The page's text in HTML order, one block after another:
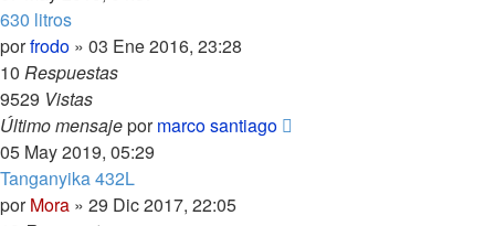
630 litros
porfrodo » 03 Ene 2016, 23:28
10 Respuestas
9529 Vistas
Último mensajepormarco santiago
05 May 2019, 05:29
Tanganyika 432L
porMora » 29 Dic 2017, 22:05